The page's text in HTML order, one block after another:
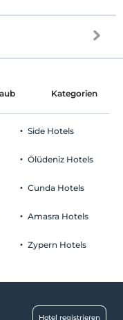
Aufenthalt von
und alle Räume
Alter von 2 ist
Kategorien
Side Hotels
Ölüdeniz Hotels
Cunda Hotels
Amasra Hotels
Zypern Hotels
Hotel registrieren